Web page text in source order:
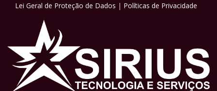
Lei Geral de Proteção de Dados | Políticas de Privacidade